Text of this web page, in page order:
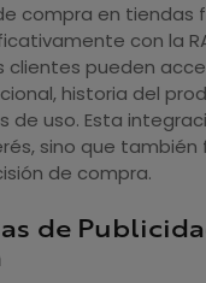
compra en tiendas
con la
clientes pueden
historia del
de uso. Esta
sino que también
de compra.
de